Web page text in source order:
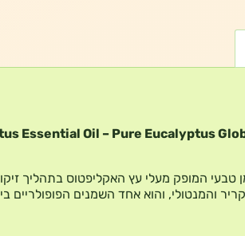
Essential Oil – Pure Eucalyptus
טבעי המופק מעלי עץ האקליפטוס בתהליך
והמנטולי, והוא אחד השמנים הפופולריים